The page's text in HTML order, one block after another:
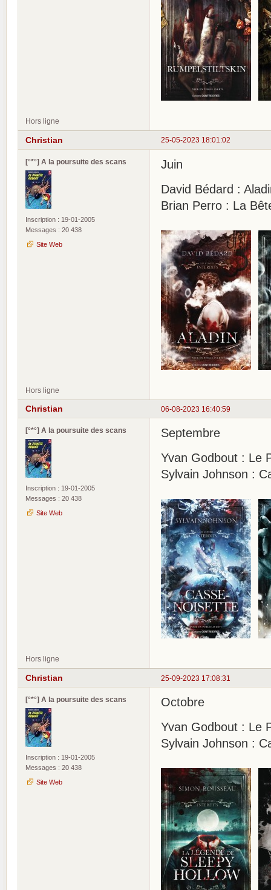
Hors ligne
25-05-2023 18:01:02
Christian
[°*°] A la poursuite des scans
Inscription : 19-01-2005
Messages : 20 438
Site Web
Juin
David Bédard :
Brian Perro : La
Hors ligne
06-08-2023 16:40:59
Christian
[°*°] A la poursuite des scans
Inscription : 19-01-2005
Messages : 20 438
Site Web
Septembre
Yvan Godbout : Le
Sylvain Johnson :
Hors ligne
25-09-2023 17:08:31
Christian
[°*°] A la poursuite des scans
Inscription : 19-01-2005
Messages : 20 438
Site Web
Octobre
Yvan Godbout : Le
Sylvain Johnson :